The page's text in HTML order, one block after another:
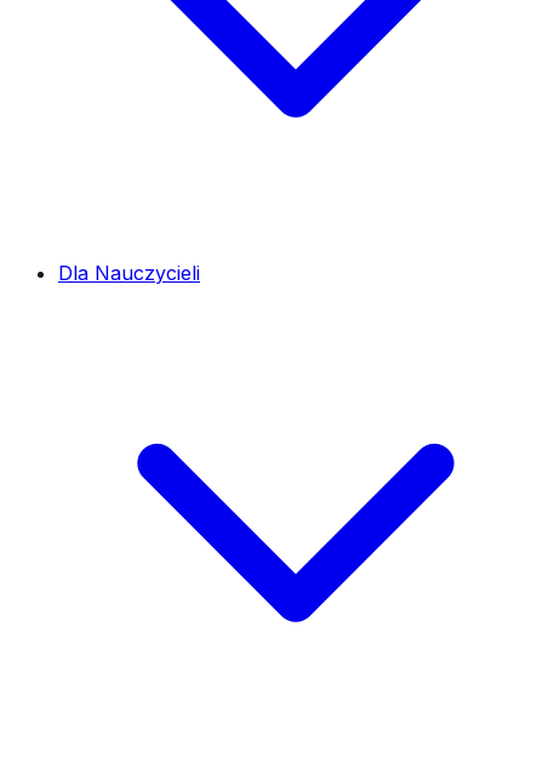
Dla Nauczycieli